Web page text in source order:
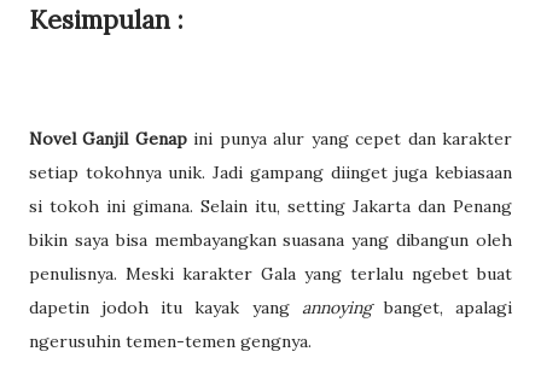
Kesimpulan :
Novel Ganjil Genapini punya alur yang cepet dan karakter
setiap tokohnya unik. Jadi gampang diinget juga kebiasaan
si tokoh ini gimana. Selain itu, setting Jakarta dan Penang
bikin saya bisa membayangkan suasana yang dibangun oleh
penulisnya. Meski karakter Gala yang terlalu ngebet buat
dapetin jodoh itu kayak yang annoyingbanget, apalagi
ngerusuhin temen-temen gengnya.